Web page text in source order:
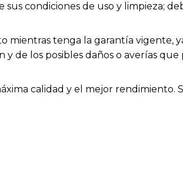
sus condiciones de uso y limpieza;
mientras tenga la garantía vigente,
y de los posibles daños o averías
calidad y el mejor rendimiento.